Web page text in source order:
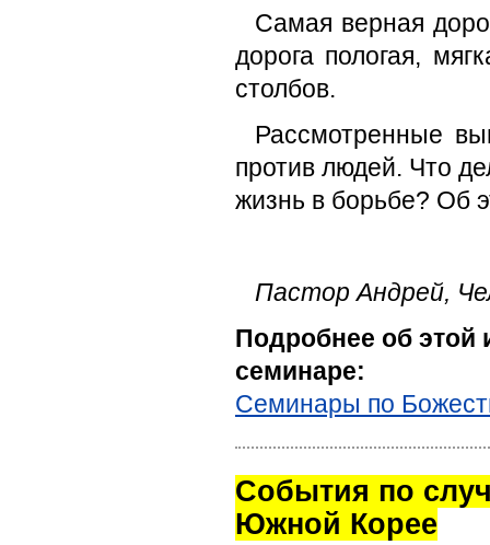
Самая верная
дорога пологая,
столбов.
Рассмотренные
против людей. Что
жизнь в борьбе? Об
Пастор Андрей,
Подробнее об этой
семинаре:
Семинары по
Cобытия по
Южной Корее